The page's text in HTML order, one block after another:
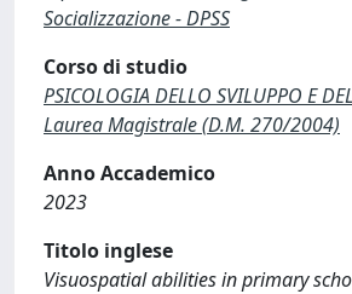
Socializzazione - DPSS
Corso di studio
PSICOLOGIA DELLO SVILUPPO E
Laurea Magistrale (D.M. 270/2004)
Anno Accademico
2023
Titolo inglese
Visuospatial abilities in primary